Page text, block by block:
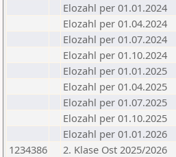
Elozahl per 01.01.2024
Elozahl per 01.04.2024
Elozahl per 01.07.2024
Elozahl per 01.10.2024
Elozahl per 01.01.2025
Elozahl per 01.04.2025
Elozahl per 01.07.2025
Elozahl per 01.10.2025
Elozahl per 01.01.2026
1234386
2. Klase Ost 2025/2026